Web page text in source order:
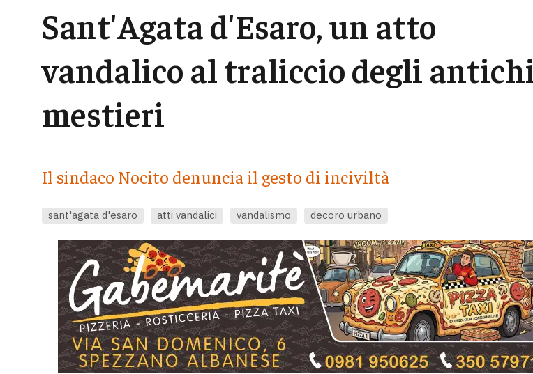
Sant'Agata d'Esaro, un atto
vandalico al traliccio degli antichi
mestieri
Il sindaco Nocito denuncia il gesto di inciviltà
sant'agata d'esaro atti vandalici vandalismo decoro urbano